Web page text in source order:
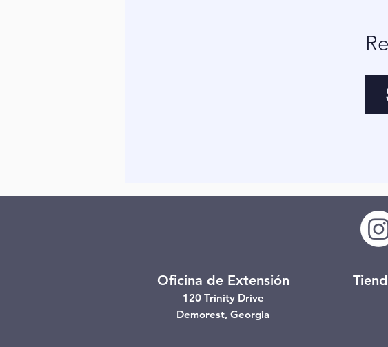
Oficina de Extensión
120 Trinity Drive
Demorest, Georgia